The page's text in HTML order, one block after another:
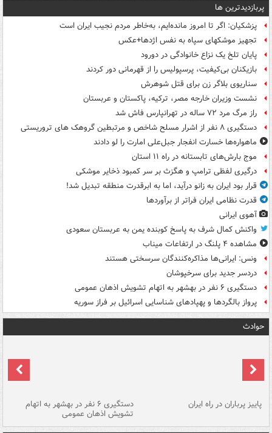
پربازدیدترین ها
پزشکیان: اگر تا امروز مانده‌ایم، به‌خاطر مردم نجیب ایران است
تجهیز موشکهای سپاه به نفس اژدها+عکس
پایان تلخ یک نزاع خانوادگی در دورود
بازیکنان بی‌کیفیت، پرسپولیس را از قهرمانی دور کردند
سناریوی بلاگر زن برای قتل شوهرش
نشست وزیران خارجه مصر، ترکیه، پاکستان و عربستان
راز مرگ مرد ۷۲ ساله در تهرانپارس فاش شد
دستگیری ۸ نفر از اشرار مسلح شاخص و مرتبطین گروهک های تروریستی
ماهواره‌ها خسارت انفجار جبل‌علی امارت را لو دادند
موج بارش‌های تابستانه در راه ۱۱ استان
درگیری لفظی ترامپ و هگزث بر سر کمبود ذخایر موشکی
قرار بود ایران به زانو درآید، اما به ابرقدرت منطقه تبدیل شد!
قدرت نظامی ایران فراتر از برآوردها
آهوی ایرانی
واکنش کمال شرف به پاسخ کوبنده یمن به عربستان سعودی
مشاهده ۴ پلنگ در ارتفاعات میناب
ونس: ایرانی‌ها مذاکره‌کنندگان سرسختی هستند
دردسر جدید برای سرخپوشان
دستگیری ۶ نفر در بهشهر به اتهام تشویش اذهان عمومی
پرواز بالگردها و پهپادهای شناسایی اسرائیل بر فراز سوریه
حوادث
پاییز پرباران در راه ایران دستگیری ۶ نفر در بهشهر به اتهام
تشویش اذهان عمومی